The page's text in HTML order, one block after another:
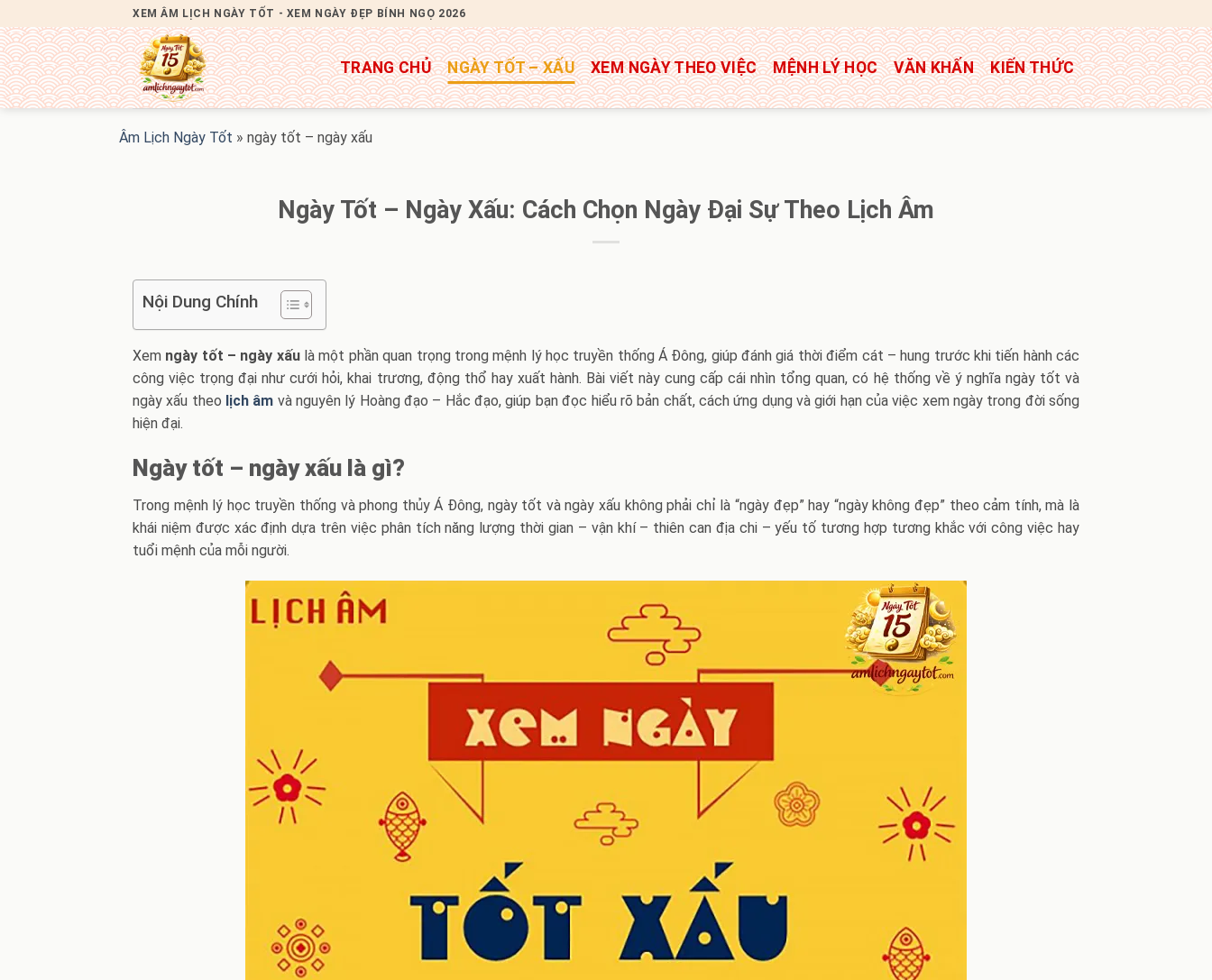
qua
nội
dung
XEM ÂM LỊCH NGÀY TỐT - XEM NGÀY ĐẸP BÍNH NGỌ 2026
TRANG CHỦ NGÀY TỐT – XẤU XEM NGÀY THEO VIỆC MỆNH LÝ HỌC VĂN KHẤN KIẾN THỨC
Âm Lịch Ngày Tốt » ngày tốt – ngày xấu
Ngày Tốt – Ngày Xấu: Cách Chọn Ngày Đại Sự Theo Lịch Âm
Nội Dung Chính
Xem ngày tốt – ngày xấulà một phần quan trọng trong mệnh lý học truyền thống Á Đông, giúp đánh giá thời điểm cát – hung trước khi tiến hành các
công việc trọng đại như cưới hỏi, khai trương, động thổ hay xuất hành. Bài viết này cung cấp cái nhìn tổng quan, có hệ thống về ý nghĩa ngày tốt và
ngày xấu theo lịch âm và nguyên lý Hoàng đạo – Hắc đạo, giúp bạn đọc hiểu rõ bản chất, cách ứng dụng và giới hạn của việc xem ngày trong đời sống
hiện đại.
Ngày tốt – ngày xấu là gì?
Trong mệnh lý học truyền thống và phong thủy Á Đông, ngày tốt và ngày xấu không phải chỉ là “ngày đẹp” hay “ngày không đẹp” theo cảm tính, mà là
khái niệm được xác định dựa trên việc phân tích năng lượng thời gian – vận khí – thiên can địa chi – yếu tố tương hợp tương khắc với công việc hay
tuổi mệnh của mỗi người.